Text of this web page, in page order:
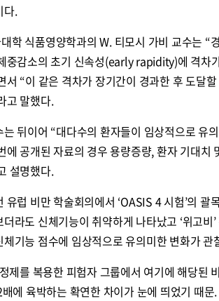
다.
학 식품영양학과의 W. 티모시 가비 교수는 “
중감소의 초기 신속성(early rapidity)에 격차
서 “이 같은 격차가 장기간이 경과한 후 도달
고 말했다.
는 뒤이어 “대다수의 환자들이 임상적으로 유
에 공개된 자료의 경우 용량증량, 환자 기대
설명했다.
유럽 비만 학술회의에서 ‘OASIS 4 시험’의
더라도 신체기능이 취약하게 나타났고 ‘위고
체기능 점수에 임상적으로 유의미한 변화가 관
정제를 복용한 피험자 그룹에서 여기에 해당
에 육박하는 확연한 차이가 눈에 띄었기 때문.